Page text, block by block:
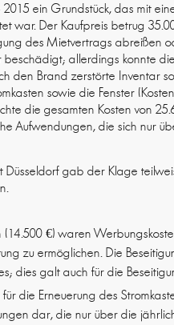
ein Grundstück, das mit
war. Der Kaufpreis betrug
des Mietvertrags abreißen
allerdings konnte
den Brand zerstörte Inventar
sowie die Fenster
die gesamten Kosten von
Aufwendungen, die sich nur
Düsseldorf gab der Klage
€) waren
zu ermöglichen. Die
dies galt auch für die
die Erneuerung des
dar, die nur über die